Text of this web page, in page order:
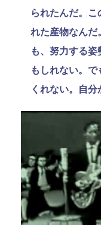
られたんだ。こ
れた産物なんだ
も、努力する
もしれない。
くれない。自分